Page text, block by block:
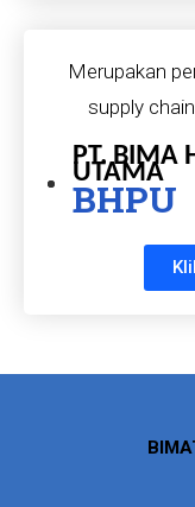
Merupakan
supply
PT. BIMA
UTAMA
BHPU